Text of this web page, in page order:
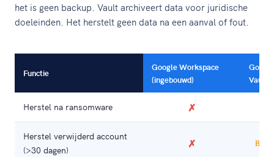
het is geen backup. Vault archiveert data voor juridische
doeleinden. Het herstelt geen data na een aanval of fout.
Functie
Google Workspace
(ingebouwd)
Google
Vault
Herstel na ransomware ✗
Herstel verwijderd account
(>30 dagen)
✗